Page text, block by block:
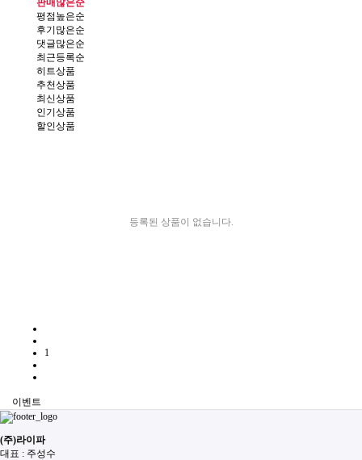
판매많은순
평점높은순
후기많은순
댓글많은순
최근등록순
히트상품
추천상품
최신상품
인기상품
할인상품
등록된 상품이 없습니다.
1
이벤트
(주)라이파
대표 : 주성수